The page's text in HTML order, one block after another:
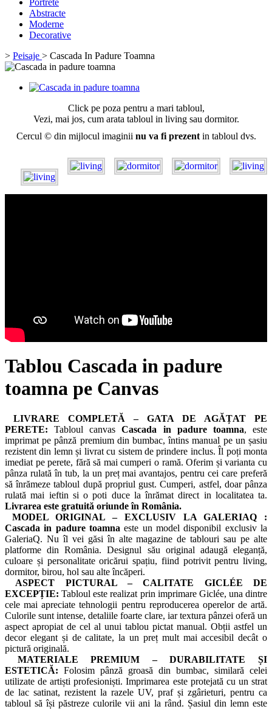
Portrete
Abstracte
Moderne
Decorative
> Peisaje > Cascada In Padure Toamna
Click pe poza pentru a mari tabloul,
Vezi, mai jos, cum arata tabloul in living sau dormitor.
Cercul © din mijlocul imaginii nu va fi prezentin tabloul dvs.
Tablou Cascada in padure
toamna pe Canvas
LIVRARE COMPLETĂ – GATA DE AGĂȚAT PE
PERETE:Tabloul canvasCascada in padure toamna, este
imprimat pe pânză premium din bumbac, întins manual pe un șasiu
rezistent din lemn și livrat cu sistem de prindere inclus. Îl poți monta
imediat pe perete, fără să mai cumperi o ramă. Oferim și varianta cu
pânza rulată în tub, la un preț mai avantajos, pentru cei care preferă
să înrămeze tabloul după propriul gust. Cumperi, astfel, doar pânza
rulată mai ieftin si o poti duce la înrămat direct in localitatea ta.
Livrarea este gratuită oriunde în România.
MODEL ORIGINAL – EXCLUSIV LA GALERIAQ :
Cascada in padure toamna este un model disponibil exclusiv la
GaleriaQ. Nu îl vei găsi în alte magazine de tablouri sau pe alte
platforme din România. Designul său original adaugă eleganță,
culoare și personalitate oricărui spațiu, fiind potrivit pentru living,
dormitor, birou, hol sau alte încăperi.
ASPECT PICTURAL – CALITATE GICLÉE DE
EXCEPȚIE: Tabloul este realizat prin imprimare Giclée, una dintre
cele mai apreciate tehnologii pentru reproducerea operelor de artă.
Culorile sunt intense, detaliile foarte clare, iar textura pânzei oferă un
aspect apropiat de cel al unui tablou pictat manual. Obții astfel un
decor elegant și de calitate, la un preț mult mai accesibil decât o
pictură originală.
MATERIALE PREMIUM – DURABILITATE ȘI
ESTETICĂ: Folosim pânză groasă din bumbac, similară celei
utilizate de artiști profesioniști. Imprimarea este protejată cu un strat
de lac satinat, rezistent la razele UV, praf și zgârieturi, pentru ca
tabloul să își păstreze culorile vii ani la rând. Șasiul din lemn este